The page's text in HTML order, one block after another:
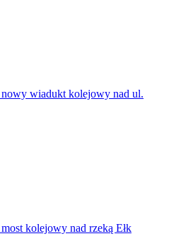
wiadukt kolejowy nad ul.
kolejowy nad rzeką Ełk